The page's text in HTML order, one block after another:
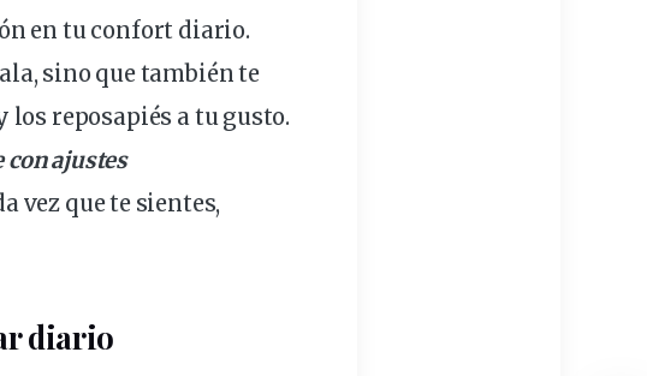
en tu confort diario.
, sino que también te
los reposapiés a tu gusto.
conajustes
vez que te sientes,
diario